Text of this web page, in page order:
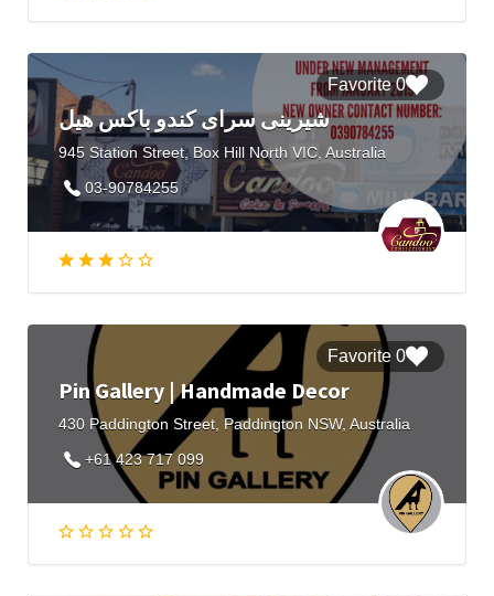
0 Favorite
شیرینی سرای کندو باکس هیل
945 Station Street, Box Hill North VIC, Australia
03-90784255
0 Favorite
Pin Gallery | Handmade Decor
430 Paddington Street, Paddington NSW, Australia
+61 423 717 099